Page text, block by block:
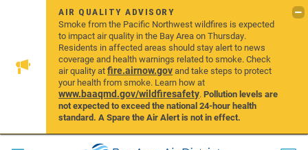
AIR QUALITY ADVISORY
Smoke from the Pacific Northwest wildfires is expected
to impact air quality in the Bay Area on Thursday.
Residents in affected areas should stay alert to news
coverage and health warnings related to smoke. Check
air quality atfire.airnow.govand take steps to protect
your health from smoke. Learn how at
www.baaqmd.gov/wildfiresafety.Pollution levels are
not expected to exceed the national 24-hour health
standard. A Spare the Air Alert is not in effect.